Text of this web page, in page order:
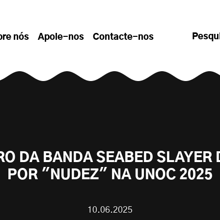
nós Apoie-nos Contacte-nos
DA BANDA SEABED SLAYER
POR "NUDEZ" NA UNOC 2025
10.06.2025